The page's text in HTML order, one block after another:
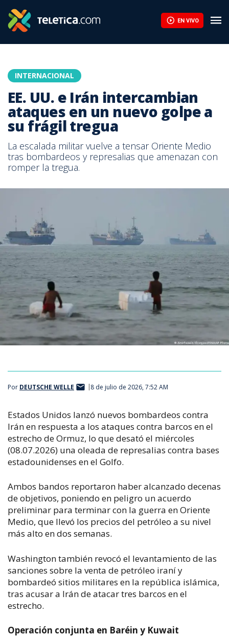
EN VIVO
INTERNACIONAL
EE. UU. e Irán intercambian
ataques en un nuevo golpe a
su frágil tregua
La escalada militar vuelve a tensar Oriente Medio
tras bombardeos y represalias que amenazan con
romper la tregua.
Por DEUTSCHE WELLE 8 de julio de 2026, 7:52 AM
Estados Unidos lanzó nuevos bombardeos contra
Irán en respuesta a los ataques contra barcos en el
estrecho de Ormuz, lo que desató el miércoles
(08.07.2026) una oleada de represalias contra bases
estadounidenses en el Golfo.
Ambos bandos reportaron haber alcanzado decenas
de objetivos, poniendo en peligro un acuerdo
preliminar para terminar con la guerra en Oriente
Medio, que llevó los precios del petróleo a su nivel
más alto en dos semanas.
Washington también revocó el levantamiento de las
sanciones sobre la venta de petróleo iraní y
bombardeó sitios militares en la república islámica,
tras acusar a Irán de atacar tres barcos en el
estrecho.
Operación conjunta en Baréin y Kuwait